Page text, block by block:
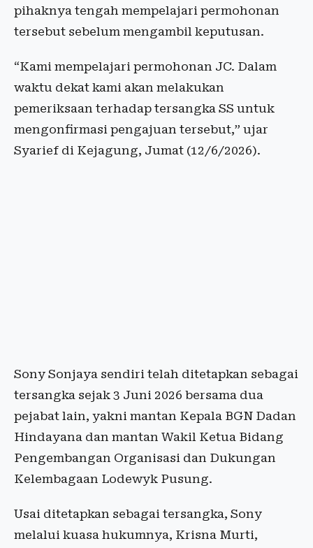
pihaknya tengah mempelajari permohonan
tersebut sebelum mengambil keputusan.
“Kami mempelajari permohonan JC. Dalam
waktu dekat kami akan melakukan
pemeriksaan terhadap tersangka SS untuk
mengonfirmasi pengajuan tersebut,” ujar
Syarief di Kejagung, Jumat (12/6/2026).
Sony Sonjaya sendiri telah ditetapkan sebagai
tersangka sejak 3 Juni 2026 bersama dua
pejabat lain, yakni mantan Kepala BGN Dadan
Hindayana dan mantan Wakil Ketua Bidang
Pengembangan Organisasi dan Dukungan
Kelembagaan Lodewyk Pusung.
Usai ditetapkan sebagai tersangka, Sony
melalui kuasa hukumnya, Krisna Murti,